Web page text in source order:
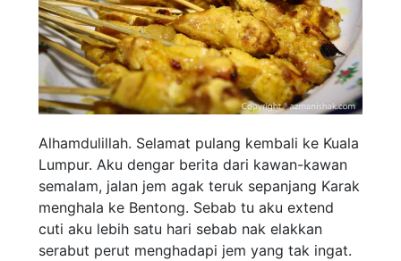
Alhamdulillah. Selamat pulang kembali ke Kuala
Lumpur. Aku dengar berita dari kawan-kawan
semalam, jalan jem agak teruk sepanjang Karak
menghala ke Bentong. Sebab tu aku extend
cuti aku lebih satu hari sebab nak elakkan
serabut perut menghadapi jem yang tak ingat.